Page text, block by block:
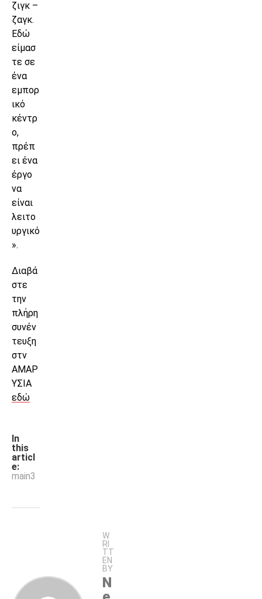
ζιγκ –
ζαγκ.
Εδώ
είμασ
τε σε
ένα
εμπορ
ικό
κέντρ
ο,
πρέπ
ει ένα
έργο
να
είναι
λειτο
υργικό
».
Διαβά
στε
την
πλήρη
συνέν
τευξη
στν
ΑΜΑΡ
ΥΣΙΑ
εδώ
In
this
articl
e:
main3
W
RI
TT
EN
BY
N